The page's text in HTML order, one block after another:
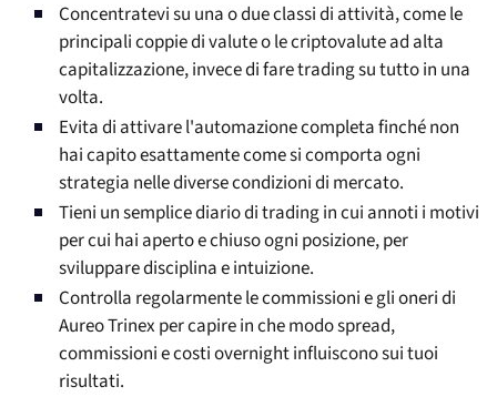
Concentratevi su una o due classi di attività, come le
principali coppie di valute o le criptovalute ad alta
capitalizzazione, invece di fare trading su tutto in una
volta.
Evita di attivare l'automazione completa finché non
hai capito esattamente come si comporta ogni
strategia nelle diverse condizioni di mercato.
Tieni un semplice diario di trading in cui annoti i motivi
per cui hai aperto e chiuso ogni posizione, per
sviluppare disciplina e intuizione.
Controlla regolarmente le commissioni e gli oneri di
Aureo Trinex per capire in che modo spread,
commissioni e costi overnight influiscono sui tuoi
risultati.